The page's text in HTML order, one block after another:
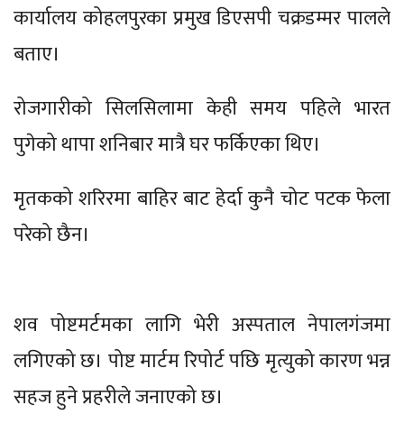
कार्यालय कोहलपुरका प्रमुख डिएसपी चक्रडम्मर पालले
बताए।
रोजगारीको सिलसिलामा केही समय पहिले भारत
पुगेको थापा शनिबार मात्रै घर फर्किएका थिए।
मृतकको शरिरमा बाहिर बाट हेर्दा कुनै चोट पटक फेला
परेको छैन।
शव पोष्टमर्टमका लागि भेरी अस्पताल नेपालगंजमा
लगिएको छ। पोष्ट मार्टम रिपोर्ट पछि मृत्युको कारण भन्न
सहज हुने प्रहरीले जनाएको छ।